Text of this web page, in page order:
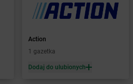
Action
1 gazetka
Dodaj do ulubionych